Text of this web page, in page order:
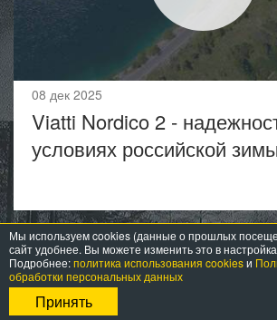
08 дек 2025
Viatti Nordico 2 -
условиях российской
Еще видео
Статьи
Мы используем cookies (данные о прошлых
сайт удобнее. Вы можете изменить это в
Подробнее:политика использования cookiesи
обработки персональных данных
Принять